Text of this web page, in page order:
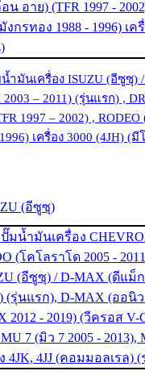
น้ำมันเครื่อง ISUZU (อีซูซุ
– 2011) (รุ่นแรก) ,
1997 – 2002) ,
เครื่อง 3000 (4JH) (มี
(อีซูซุ)